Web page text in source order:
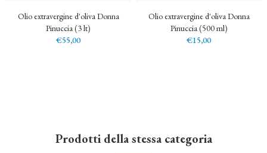
Olio extravergine d'oliva Donna
Pinuccia (3 lt)
€55,00
Olio extravergine d'oliva Donna
Pinuccia (500 ml)
€15,00
Prodotti della stessa categoria